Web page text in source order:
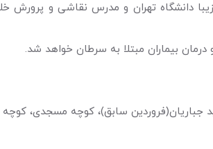
دانشگاه تهران و مدرس نقاشی و
بيماران مبتلا به سرطان خواهد شد.
سابق)، کوچه مسجدی، کوچه